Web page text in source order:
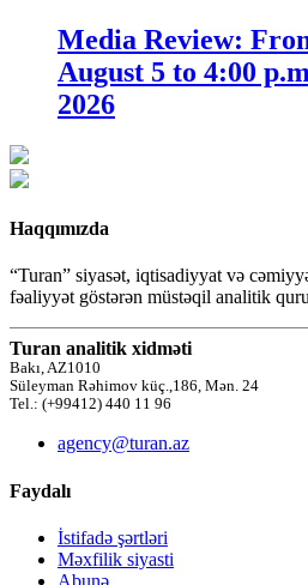
Media Review:
August 5 to 4:00
2026
Haqqımızda
“Turan” siyasət, iqtisadiyyat və
fəaliyyət göstərən müstəqil analitik
Turan analitik xidməti
Bakı, AZ1010
Süleyman Rəhimov küç.,186, Mən. 24
Tel.: (+99412) 440 11 96
agency@turan.az
Faydalı
İstifadə şərtləri
Məxfilik siyasti
Abunə